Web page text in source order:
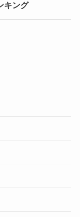
キング